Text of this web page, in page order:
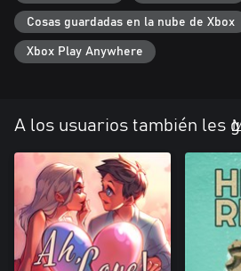
Cosas guardadas en la nube de Xbox
Xbox Play Anywhere
A los usuarios también les